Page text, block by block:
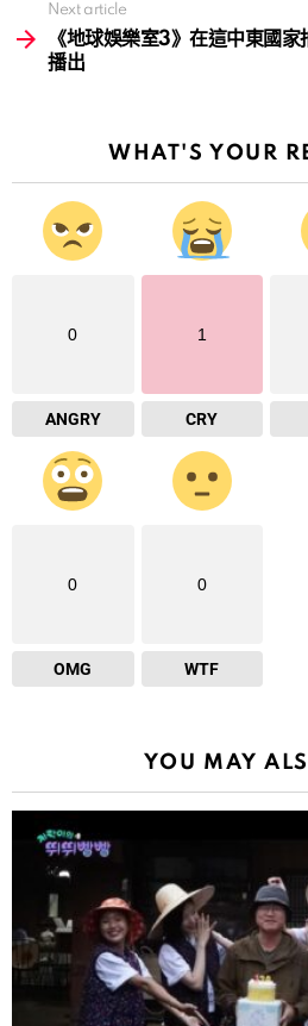
Next article
《地球娛樂室3》在這中東國
播出
WHAT'S YOUR
0
ANGRY
1
CRY
0
OMG
0
WTF
YOU MAY